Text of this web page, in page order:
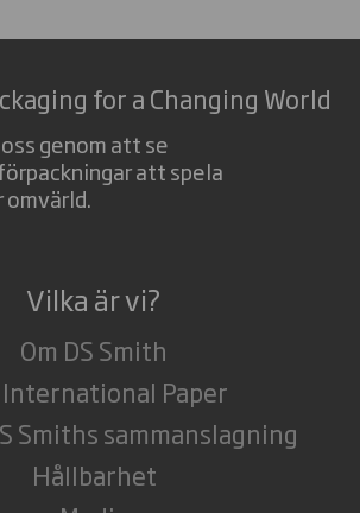
for a Changing World
genom att se
att spela
omvärld.
Vilka är vi?
Om DS Smith
International Paper
Smiths sammanslagning
Hållbarhet